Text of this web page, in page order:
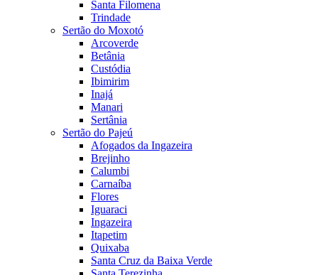
Santa Filomena
Trindade
Sertão do Moxotó
Arcoverde
Betânia
Custódia
Ibimirim
Inajá
Manari
Sertânia
Sertão do Pajeú
Afogados da Ingazeira
Brejinho
Calumbi
Carnaíba
Flores
Iguaraci
Ingazeira
Itapetim
Quixaba
Santa Cruz da Baixa Verde